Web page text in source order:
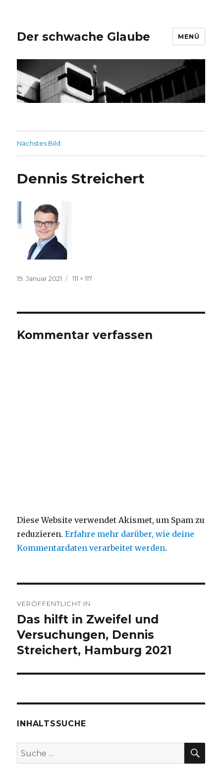
Der schwache Glaube MENÜ
Nächstes Bild
Dennis Streichert
Veröffentlicht
19. Januar 2021
Volle
111 × 117
Kommentar verfassen
Diese Website verwendet Akismet, um Spam zu
reduzieren.Erfahre mehr darüber, wie deine
Kommentardaten verarbeitet werden.
VERÖFFENTLICHT IN
Das hilft in Zweifel und
Versuchungen, Dennis
Streichert, Hamburg 2021
INHALTSSUCHE
Suche
nach: